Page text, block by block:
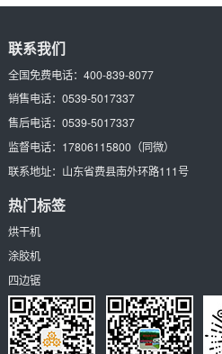
联系我们
全国免费电话： 400-839-8077
销售电话： 0539-5017337
售后电话： 0539-5017337
监督电话： 17806115800（同微）
联系地址： 山东省费县南外环路111号
热门标签
烘干机
涂胶机
四边锯